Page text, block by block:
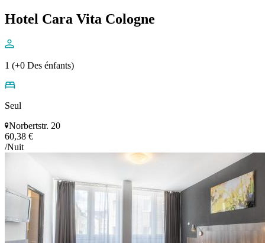
Hotel Cara Vita Cologne
1 (+0 Des énfants)
Seul
Norbertstr. 20
60,38 €
/Nuit